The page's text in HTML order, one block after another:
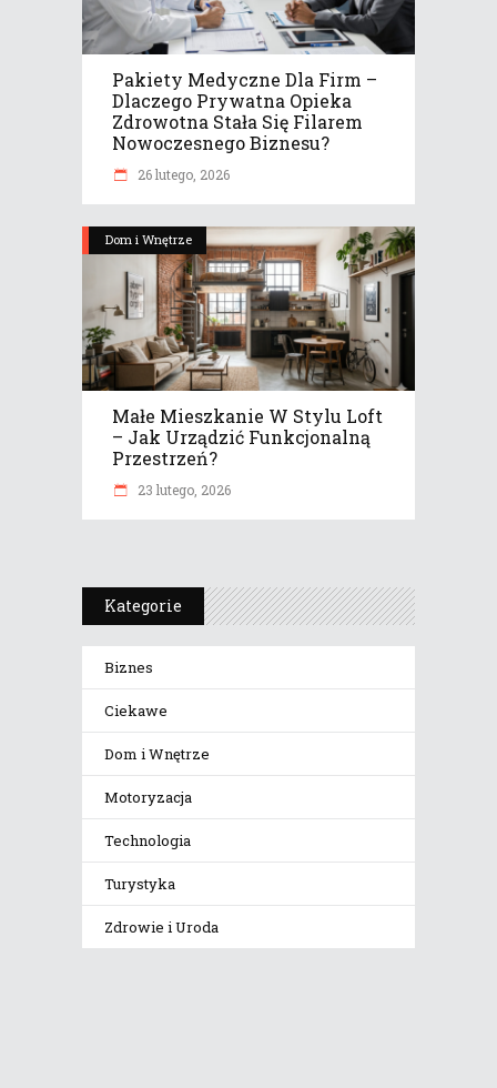
Pakiety Medyczne Dla Firm –
Dlaczego Prywatna Opieka
Zdrowotna Stała Się Filarem
Nowoczesnego Biznesu?
26 lutego, 2026
Dom i Wnętrze
Małe Mieszkanie W Stylu Loft
– Jak Urządzić Funkcjonalną
Przestrzeń?
23 lutego, 2026
Kategorie
Biznes
Ciekawe
Dom i Wnętrze
Motoryzacja
Technologia
Turystyka
Zdrowie i Uroda